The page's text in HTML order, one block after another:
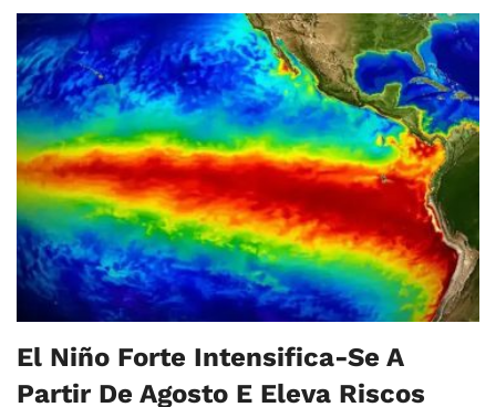
El Niño Forte Intensifica-Se A
Partir De Agosto E Eleva Riscos